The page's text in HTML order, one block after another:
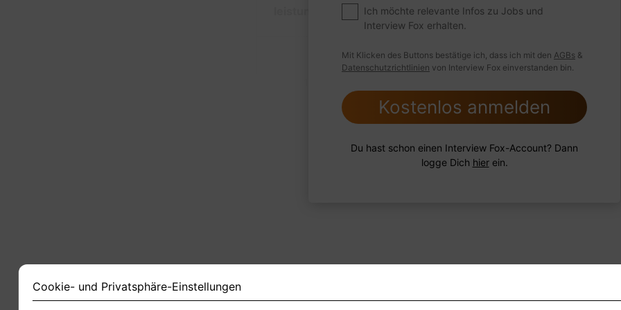
leistungsschwachen Mitarbeiter hatten?
Ich möchte relevante Infos zu Jobs und
Interview Fox erhalten.
Mit Klicken des Buttons bestätige ich, dass ich mit den AGBs &
Datenschutzrichtlinien von Interview Fox einverstanden bin.
Kostenlos anmelden
Du hast schon einen Interview Fox-Account? Dann
logge Dich hierein.
Cookie- und Privatsphäre-Einstellungen